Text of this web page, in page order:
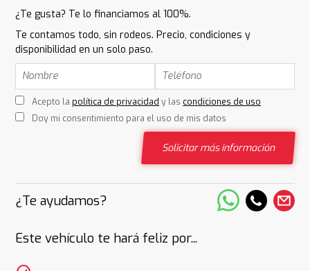
¿Te gusta? Te lo financiamos al 100%.
Te contamos todo, sin rodeos. Precio, condiciones y
disponibilidad en un solo paso.
Acepto la política de privacidad y las condiciones de uso
Doy mi consentimiento para el uso de mis datos
Solicitar más información
¿Te ayudamos?
Este vehículo te hará feliz por...